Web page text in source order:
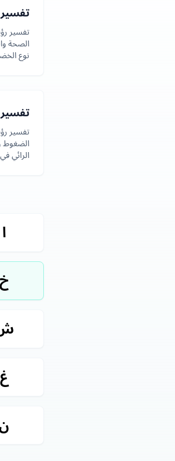
تفسير
تفسير
الصحة
نوع
تفسير
تفسير
الضغوط
الرائي
ا
خ
غ